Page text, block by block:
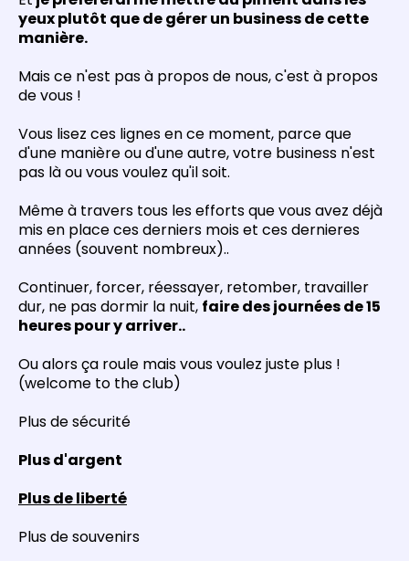
yeux plutôt que de gérer un business de cette
manière.
Mais ce n'est pas à propos de nous, c'est à propos
de vous !
Vous lisez ces lignes en ce moment, parce que
d'une manière ou d'une autre, votre business n'est
pas là ou vous voulez qu'il soit.
Même à travers tous les efforts que vous avez déjà
mis en place ces derniers mois et ces dernieres
années (souvent nombreux)..
Continuer, forcer, réessayer, retomber, travailler
dur, ne pas dormir la nuit, faire des journées de 15
heures pour y arriver..
Ou alors ça roule mais vous voulez juste plus !
(welcome to the club)
Plus de sécurité
Plus d'argent
Plus de liberté
Plus de souvenirs